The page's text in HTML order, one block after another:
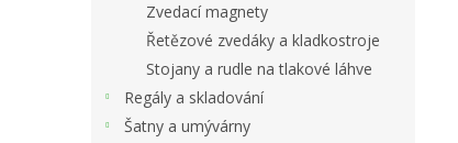
Zvedací magnety
Řetězové zvedáky a kladkostroje
Stojany a rudle na tlakové láhve
Regály a skladování
Šatny a umývárny